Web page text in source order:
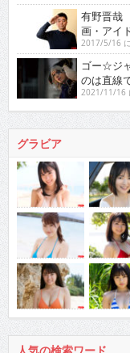
有野晋哉
画・アイ
2017/5/16
ゴー☆ジ
のは直線
2021/11/16
グラビア